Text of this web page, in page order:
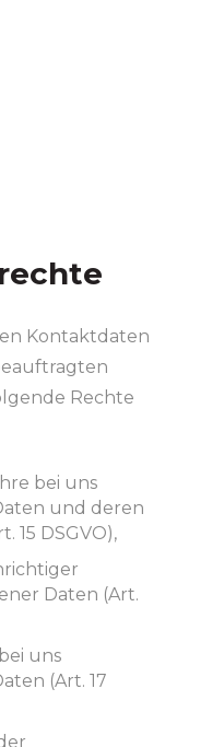
Kontaktdaten
Rechte
bei uns
und deren
15 DSGVO),
Daten (Art.
uns
(Art. 17